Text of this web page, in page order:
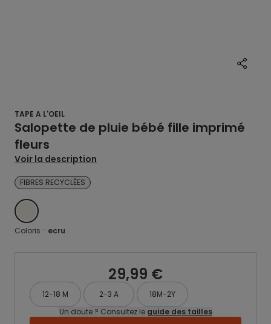
TAPE A L'OEIL
Salopette de pluie bébé fille imprimé
fleurs
Voir la description
FIBRES RECYCLÉES
ECRU
Coloris : ecru
29,99 €
12-18 M 2-3 A
18M-2Y
Un doute ? Consultez le guide des tailles